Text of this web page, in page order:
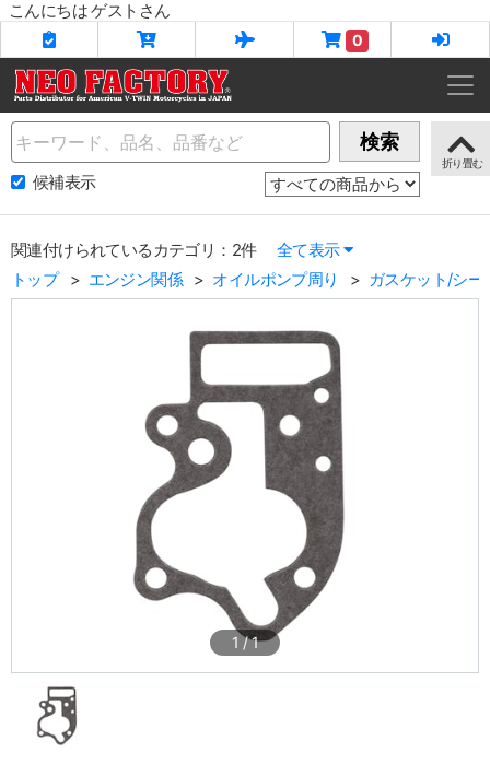
こんにちは ゲストさん
0
Name 検索
候補表示
関連付けられているカテゴリ：2件
全て表示
トップ
エンジン関係 オイルポンプ周り ガスケット/シー
1 /1